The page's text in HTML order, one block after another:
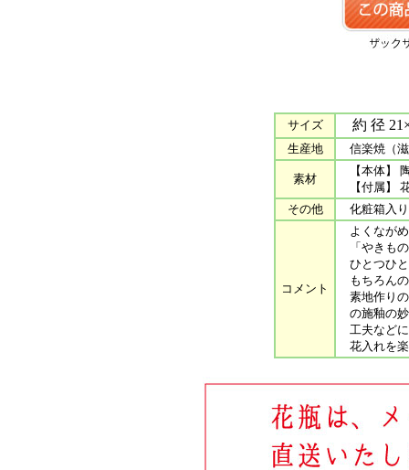
サイズ 約 径
生産地 信楽焼（
素材
【本体】
【付属】
その他
化粧箱入り
コメント
よくながめ
「やきもの
ひとつひと
もちろんの
素地作りの
の施釉の妙
工夫などに
花入れを楽